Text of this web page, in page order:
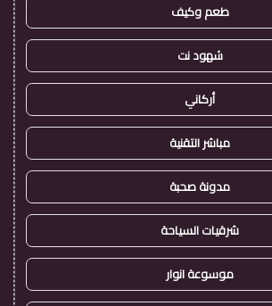
طعم وكيف
شهود نت
أركاني
مباشر التقنية
مدونة صحبة
شرقيات السياحة
موسوعة انوار